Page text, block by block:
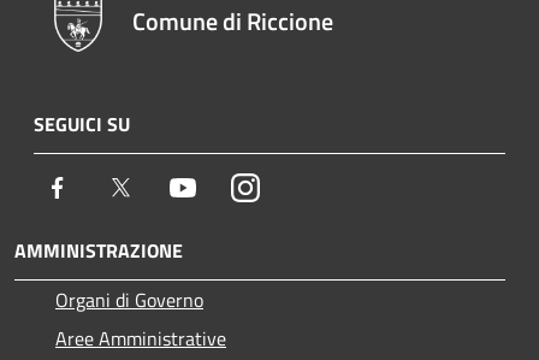
Comune di Riccione
SEGUICI SU
Facebook Twitter YoutubeInstagram
AMMINISTRAZIONE
Organi di Governo
Aree Amministrative